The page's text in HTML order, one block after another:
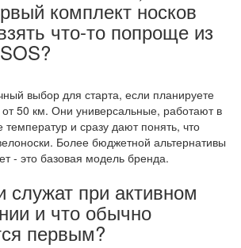
комплект носков
что-то попроще из
выбор для старта, если планируете
50 км. Они универсальные, работают в
и сразу дают понять, что
Более бюджетной альтернативы
- это базовая модель бренда.
служат при активном
и что обычно
первым?